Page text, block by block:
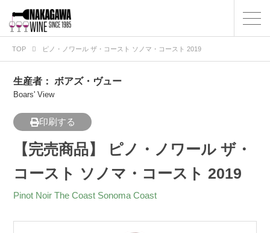
TOP ピノ・ノワール ザ・コースト ソノマ・コースト 2019
生産者：ボアズ・ヴュー
Boars' View
印刷する
【完売商品】 ピノ・ノワール ザ・
コースト ソノマ・コースト 2019
Pinot Noir The Coast Sonoma Coast